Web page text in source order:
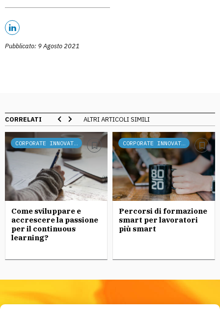
Pubblicato: 9 Agosto 2021
CORRELATI ALTRI ARTICOLI SIMILI
CORPORATE INNOVATION
Come sviluppare e
accrescere la passione
per il continuous
learning?
CORPORATE INNOVATION
Percorsi di formazione
smart per lavoratori
più smart